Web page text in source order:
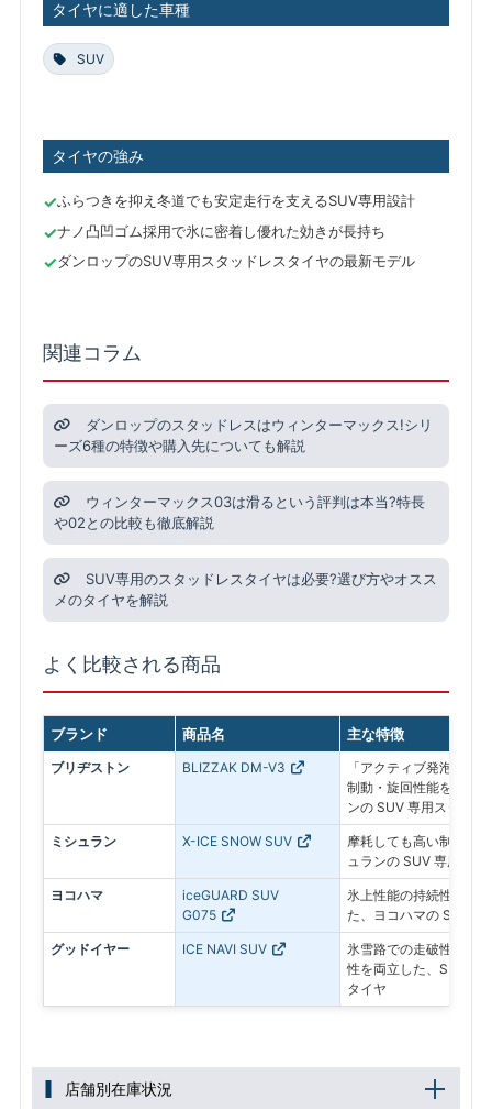
タイヤに適した車種
SUV
タイヤの強み
ふらつきを抑え冬道でも安定走行を支えるSUV専用設計
ナノ凸凹ゴム採用で氷に密着し優れた効きが長持ち
ダンロップのSUV専用スタッドレスタイヤの最新モデル
関連コラム
ダンロップのスタッドレスはウィンターマックス!シリ
ーズ6種の特徴や購入先についても解説
ウィンターマックス03は滑るという評判は本当?特長
や02との比較も徹底解説
SUV専用のスタッドレスタイヤは必要?選び方やオスス
メのタイヤを解説
よく比較される商品
ブランド 商品名 主な特徴
ブリヂストン BLIZZAK DM-V3
「アクティブ発泡ゴム
制動・旋回性能を追求
ンの SUV 専用スタッド
ミシュラン X-ICE SNOW SUV
摩耗しても高い制動力
ュランの SUV 専用スタ
ヨコハマ
iceGUARD SUV
G075
氷上性能の持続性と燃
た、ヨコハマの SUV 専
グッドイヤー ICE NAVI SUV
氷雪路での走破性とド
性を両立した、SUV専
タイヤ
店舗別在庫状況